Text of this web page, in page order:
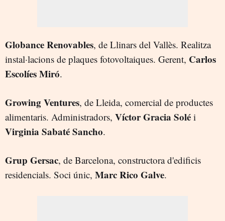
Globance Renovables, de Llinars del Vallès. Realitza
instal·lacions de plaques fotovoltaiques. Gerent, Carlos
Escolíes Miró.
Growing Ventures, de Lleida, comercial de productes
alimentaris. Administradors, Víctor Gracia Solé i
Virginia Sabaté Sancho.
Grup Gersac, de Barcelona, constructora d'edificis
residencials. Soci únic, Marc Rico Galve.